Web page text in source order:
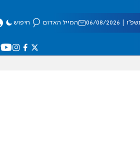
08/2026 המייל האדום חיפוש